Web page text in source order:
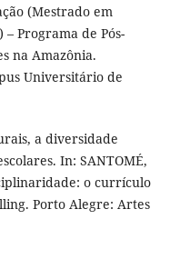
(Mestrado em
Programa de Pós-
na Amazônia.
Universitário de
a diversidade
In: SANTOMÉ,
o currículo
Porto Alegre: Artes